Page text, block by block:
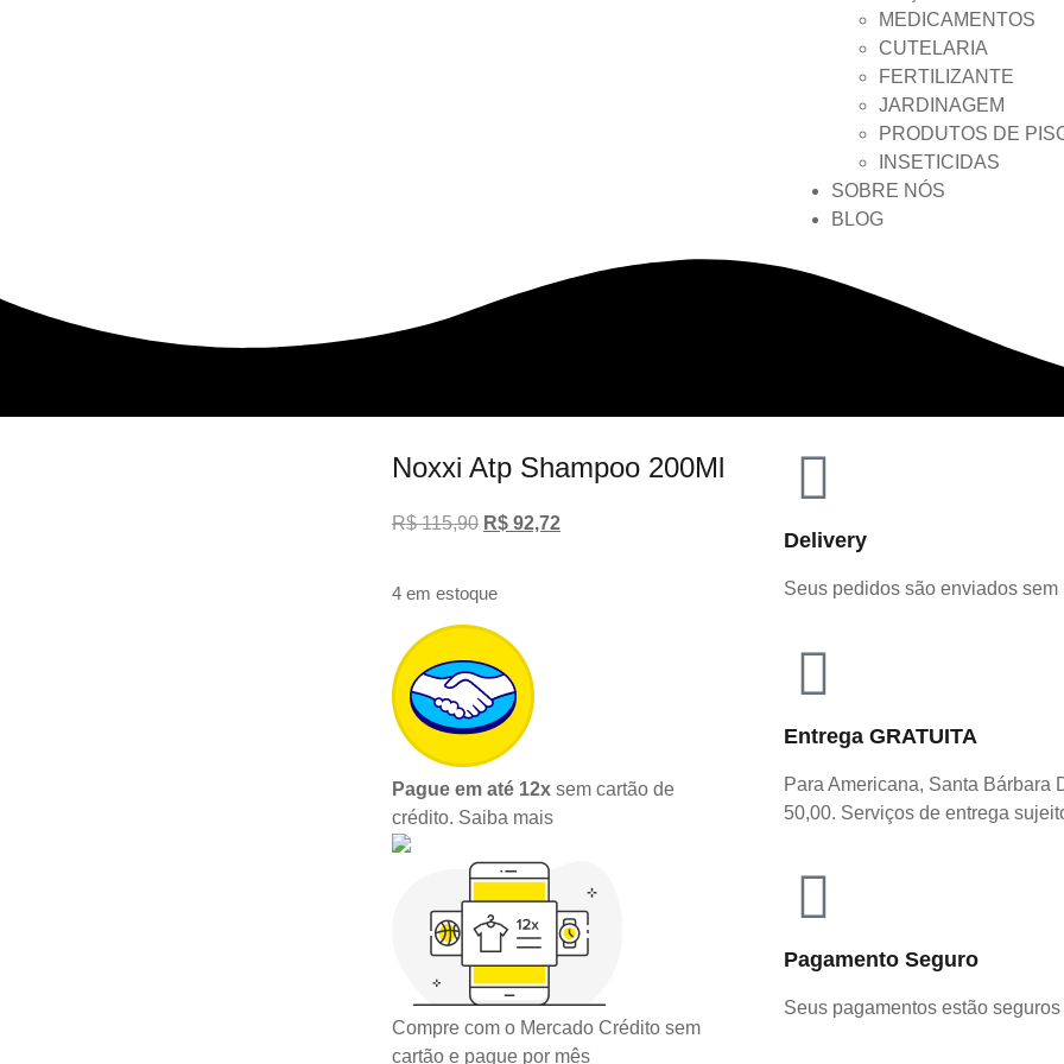
MEDICAMENTOS
CUTELARIA
FERTILIZANTE
JARDINAGEM
PRODUTOS DE
INSETICIDAS
SOBRE NÓS
BLOG
Noxxi Atp Shampoo 200Ml
R$115,90 R$ 92,72
4 em estoque
Pague em até 12x sem cartão de
crédito. Saiba mais
Compre com o Mercado Crédito sem
cartão e pague por mês
Delivery
Seus pedidos são enviados
Entrega GRATUITA
Para Americana, Santa Bárbara
50,00. Serviços de entrega
Pagamento Seguro
Seus pagamentos estão